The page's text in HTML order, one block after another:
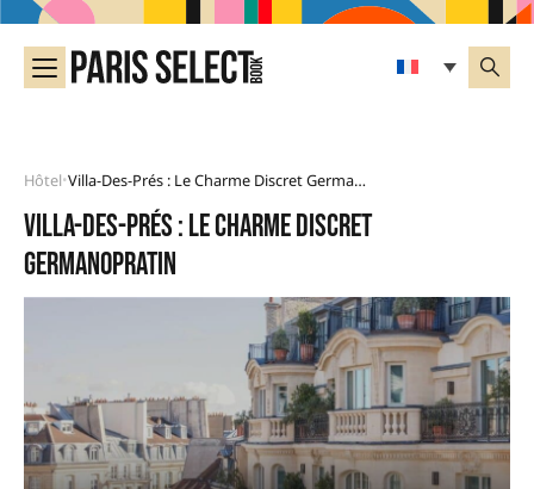
Hôtel• Villa-Des-Prés : Le Charme Discret Germanopratin
Villa-des-Prés : le charme discret
germanopratin